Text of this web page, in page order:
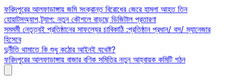
Skip
to
content
ফরিদপুরের আলফাডাঙ্গায় জমি সংক্রান্ত বিরোধের জেরে হামলা আহত তিন
হোয়াটসঅ্যাপ ট্র্যাপ: নতুন কৌশলে বাড়ছে ডিজিটাল প্রতারণা
সমমর্মী নেতৃত্বই প্রতিষ্ঠানের সাফল্যের চাবিকাঠি :প্রতিষ্ঠান প্রধান/ বস/ ম্যানেজার
হিসেবে
দুর্নীতি থামাতে কি শুধু কঠোর আইনই যথেষ্ট?
ফরিদপুরের আলফাডাঙ্গায় বাজার বণিক সমিতির নতুন আহ্বায়ক কমিটি গঠন